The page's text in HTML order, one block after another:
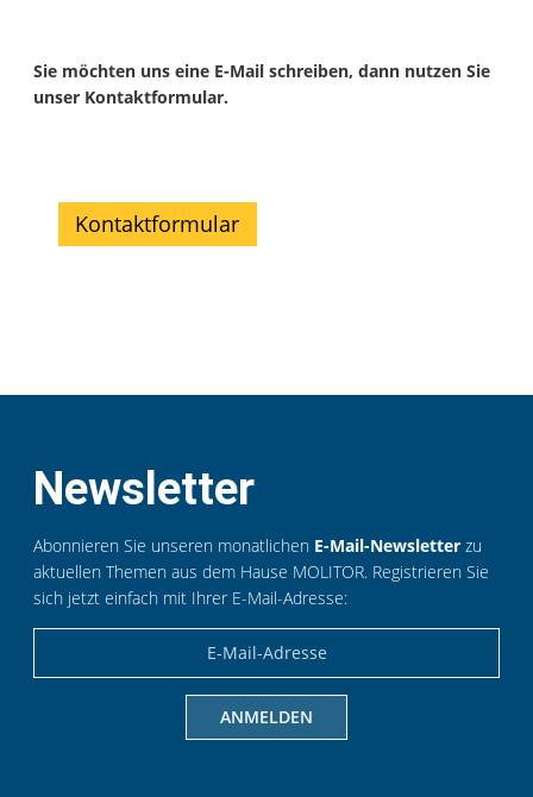
Sie möchten uns eine E-Mail schreiben, dann nutzen Sie
unser Kontaktformular.
Kontaktformular
Newsletter
Abonnieren Sie unseren monatlichen E-Mail-Newsletter zu
aktuellen Themen aus dem Hause MOLITOR. Registrieren Sie
sich jetzt einfach mit Ihrer E-Mail-Adresse: